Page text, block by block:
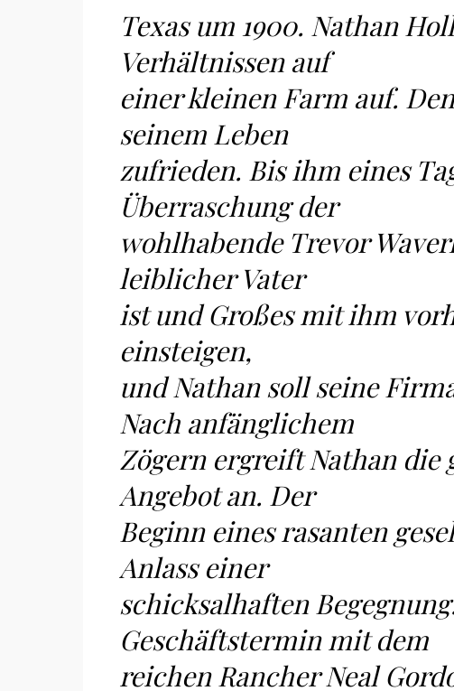
Texas um 1900. Nathan
Verhältnissen auf
einer kleinen Farm auf.
seinem Leben
zufrieden. Bis ihm eines
Überraschung der
wohlhabende Trevor
leiblicher Vater
ist und Großes mit ihm
einsteigen,
und Nathan soll seine
Nach anfänglichem
Zögern ergreift Nathan die
Angebot an. Der
Beginn eines rasanten
Anlass einer
schicksalhaften
Geschäftstermin mit dem
reichen Rancher Neal